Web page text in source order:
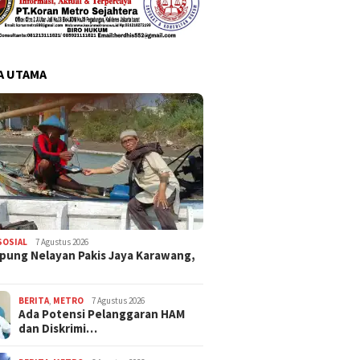
UTAMA
7 Agustus 2026
Nelayan Pakis Jaya Karawang,
BERITA, METRO 7 Agustus 2026
Ada Potensi Pelanggaran HAM
dan Diskrimi…